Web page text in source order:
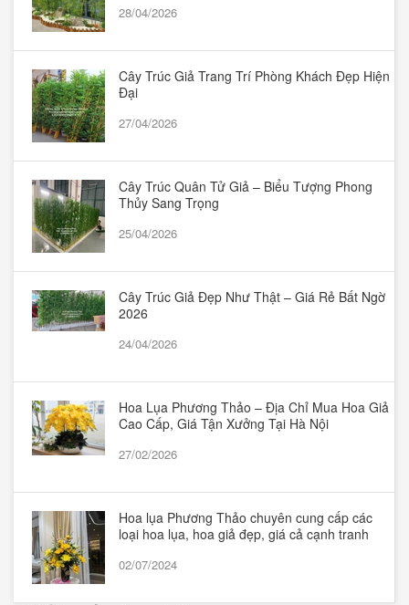
28/04/2026
Cây Trúc Giả Trang Trí Phòng Khách Đẹp Hiện
Đại
27/04/2026
Cây Trúc Quân Tử Giả – Biểu Tượng Phong
Thủy Sang Trọng
25/04/2026
Cây Trúc Giả Đẹp Như Thật – Giá Rẻ Bất Ngờ
2026
24/04/2026
Hoa Lụa Phương Thảo – Địa Chỉ Mua Hoa Giả
Cao Cấp, Giá Tận Xưởng Tại Hà Nội
27/02/2026
Hoa lụa Phương Thảo chuyên cung cấp các
loại hoa lụa, hoa giả đẹp, giá cả cạnh tranh
02/07/2024